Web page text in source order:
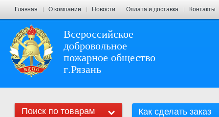
Главная О компании Новости Оплата и доставка Контакты
Всероссийское
добровольное
пожарное общество
г.Рязань
Поиск по товарам Как сделать заказ